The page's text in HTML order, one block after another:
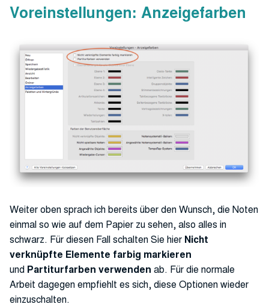
Voreinstellungen: Anzeigefarben
Weiter oben sprach ich bereits über den Wunsch, die Noten
einmal so wie auf dem Papier zu sehen, also alles in
schwarz. Für diesen Fall schalten Sie hier Nicht
verknüpfte Elemente farbig markieren
und Partiturfarben verwenden ab. Für die normale
Arbeit dagegen empfiehlt es sich, diese Optionen wieder
einzuschalten.